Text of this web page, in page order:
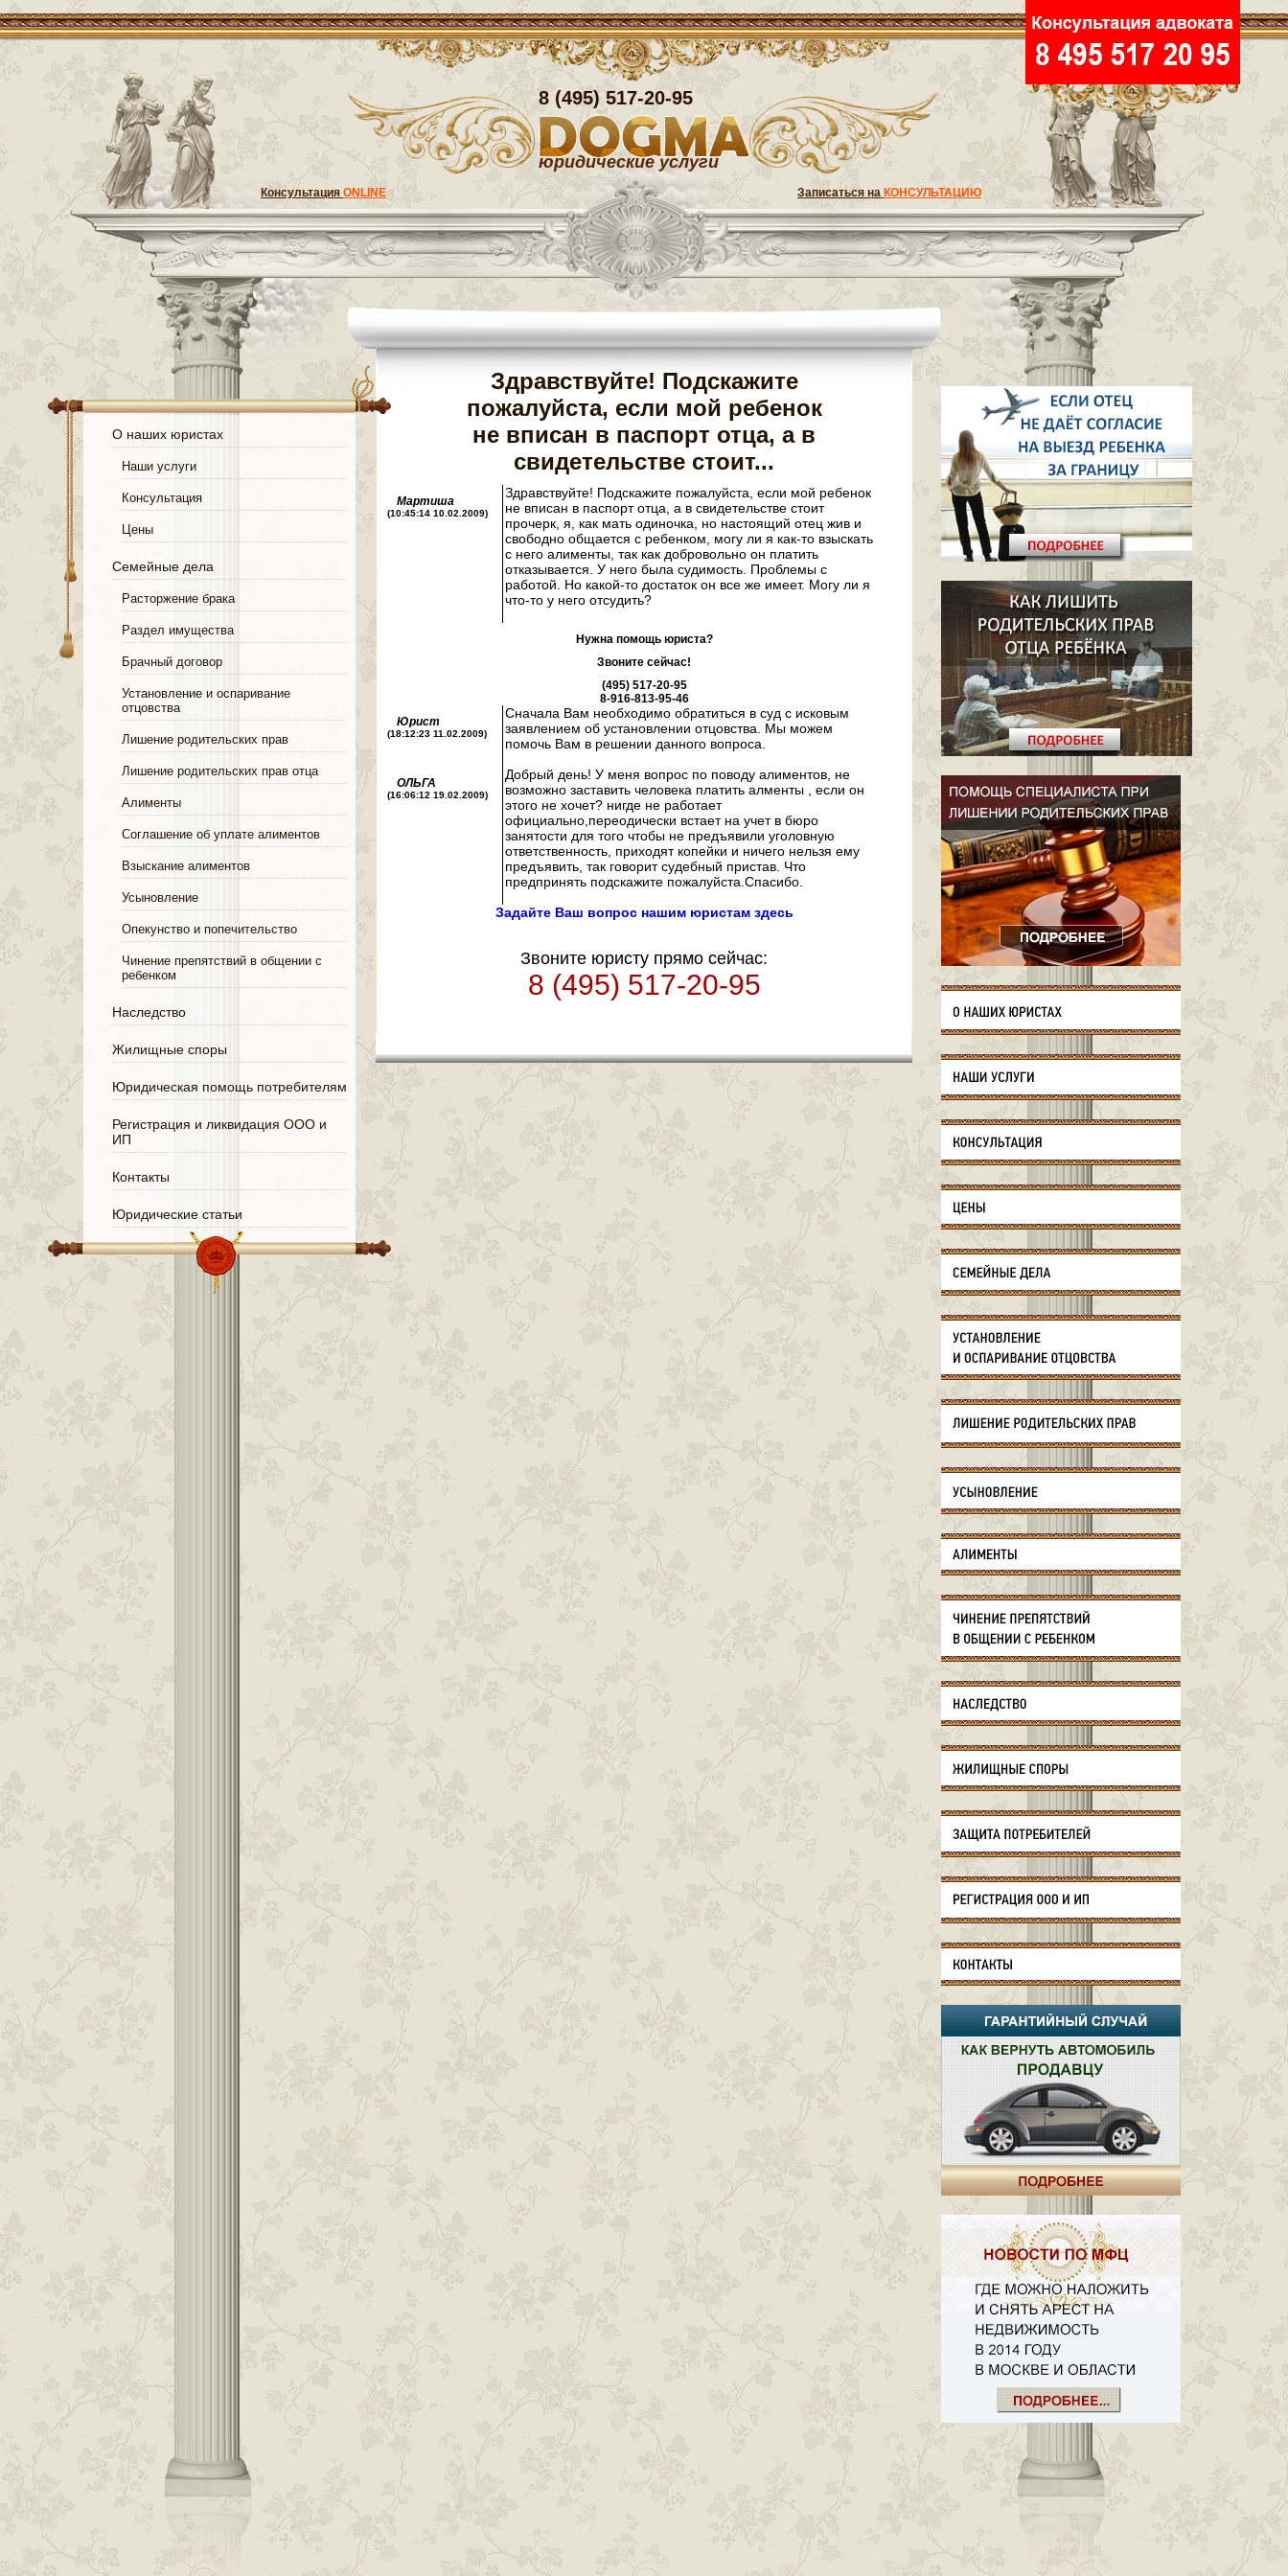
8 (495) 517-20-95
юридические услуги
Консультация ONLINE Записаться на КОНСУЛЬТАЦИЮ
О наших юристах
Наши услуги
Консультация
Цены
Семейные дела
Расторжение брака
Раздел имущества
Брачный договор
Установление и оспаривание
отцовства
Лишение родительских прав
Лишение родительских прав отца
Алименты
Соглашение об уплате алиментов
Взыскание алиментов
Усыновление
Опекунство и попечительство
Чинение препятствий в общении с
ребенком
Наследство
Жилищные споры
Юридическая помощь потребителям
Регистрация и ликвидация ООО и
ИП
Контакты
Юридические статьи
Здравствуйте! Подскажите
пожалуйста, если мой ребенок
не вписан в паспорт отца, а в
свидетельстве стоит...
Мартиша
(10:45:14 10.02.2009)
Здравствуйте! Подскажите пожалуйста, если мой ребенок
не вписан в паспорт отца, а в свидетельстве стоит
прочерк, я, как мать одиночка, но настоящий отец жив и
свободно общается с ребенком, могу ли я как-то взыскать
с него алименты, так как добровольно он платить
отказывается. У него была судимость. Проблемы с
работой. Но какой-то достаток он все же имеет. Могу ли я
что-то у него отсудить?
Нужна помощь юриста?
Звоните сейчас!
(495) 517-20-95
8-916-813-95-46
Юрист
(18:12:23 11.02.2009)
Сначала Вам необходимо обратиться в суд с исковым
заявлением об установлении отцовства. Мы можем
помочь Вам в решении данного вопроса.
ОЛЬГА
(16:06:12 19.02.2009)
Добрый день! У меня вопрос по поводу алиментов, не
возможно заставить человека платить алменты , если он
этого не хочет? нигде не работает
официально,переодически встает на учет в бюро
занятости для того чтобы не предъявили уголовную
ответственность, приходят копейки и ничего нельзя ему
предъявить, так говорит судебный пристав. Что
предпринять подскажите пожалуйста.Спасибо.
Задайте Ваш вопрос нашим юристам здесь
Звоните юристу прямо сейчас:
8 (495) 517-20-95